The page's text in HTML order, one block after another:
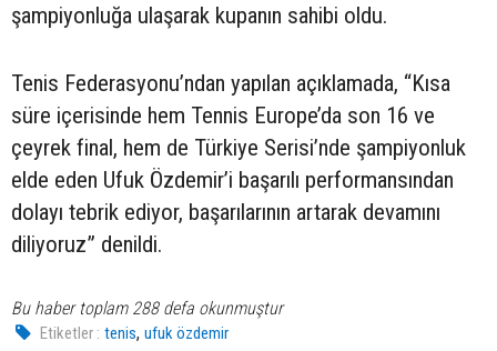
şampiyonluğa ulaşarak kupanın sahibi oldu.
Tenis Federasyonu’ndan yapılan açıklamada, “Kısa
süre içerisinde hem Tennis Europe’da son 16 ve
çeyrek final, hem de Türkiye Serisi’nde şampiyonluk
elde eden Ufuk Özdemir’i başarılı performansından
dolayı tebrik ediyor, başarılarının artarak devamını
diliyoruz” denildi.
Bu haber toplam 288 defa okunmuştur
Etiketler : tenis,ufuk özdemir